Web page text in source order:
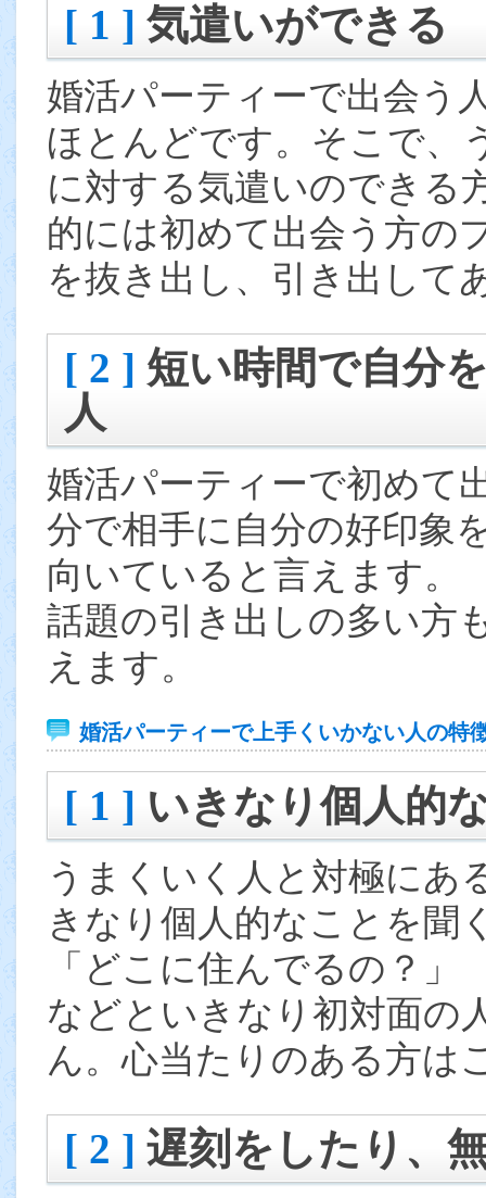
[ 1 ] 気遣いができる
婚活パーティーで出会う
ほとんどです。そこで、
に対する気遣いのできる
的には初めて出会う方の
を抜き出し、引き出して
[ 2 ] 短い時間で自分
人
婚活パーティーで初めて
分で相手に自分の好印象
向いていると言えます。
話題の引き出しの多い方
えます。
婚活パーティーで上手くいかない人の特
[ 1 ] いきなり個人的
うまくいく人と対極にあ
きなり個人的なことを聞
「どこに住んでるの？」
などといきなり初対面の
ん。心当たりのある方は
[ 2 ] 遅刻をしたり、